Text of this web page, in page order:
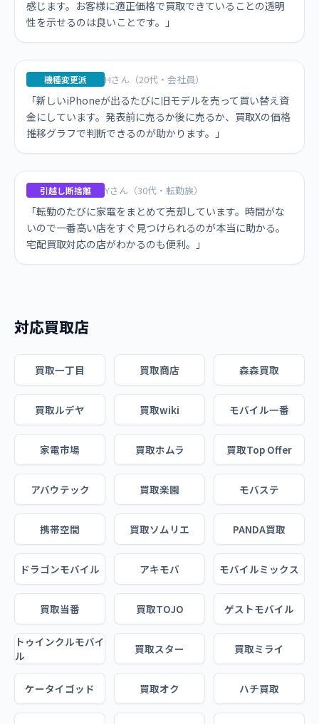
感じます。お客様に適正価格で買取できていることの透明
性を示せるのは良いことです。」
機種変更派 Hさん（20代・会社員）
「新しいiPhoneが出るたびに旧モデルを売って買い替え資
金にしています。発表前に売るか後に売るか、買取Xの価格
推移グラフで判断できるのが助かります。」
引越し断捨離 Yさん（30代・転勤族）
「転勤のたびに家電をまとめて売却しています。時間がな
いので一番高い店をすぐ見つけられるのが本当に助かる。
宅配買取対応の店がわかるのも便利。」
対応買取店
買取一丁目 買取商店 森森買取
買取ルデヤ 買取wiki モバイル一番
家電市場 買取ホムラ 買取Top Offer
アバウテック 買取楽園 モバステ
携帯空間 買取ソムリエ PANDA買取
ドラゴンモバイル アキモバ モバイルミックス
買取当番 買取TOJO ゲストモバイル
トゥインクルモバイ
ル
買取スター 買取ミライ
ケータイゴッド 買取オク ハチ買取